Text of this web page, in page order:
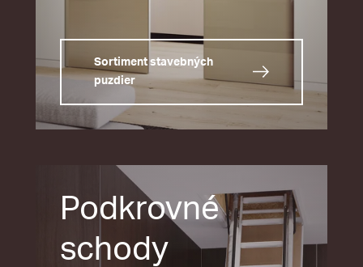
Sortiment stavebných
puzdier
Podkrovné
schody